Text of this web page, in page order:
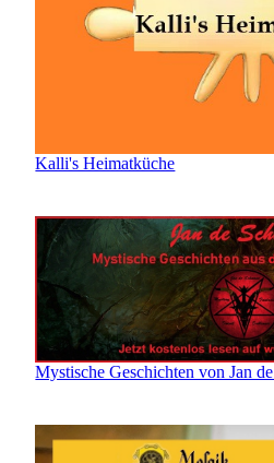
Kalli's Heimatküche
Mystische Geschichten von Jan